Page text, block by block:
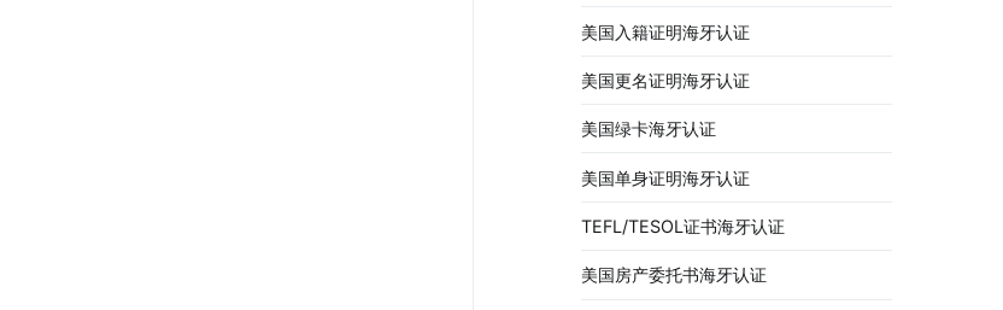
美国入籍证明海牙认证
美国更名证明海牙认证
美国绿卡海牙认证
美国单身证明海牙认证
TEFL/TESOL证书海牙认证
美国房产委托书海牙认证